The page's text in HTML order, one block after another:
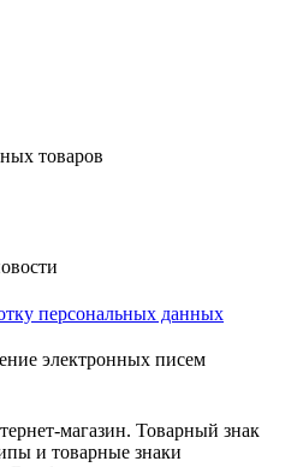
товаров
персональных данных
электронных писем
магазин. Товарный знак
и товарные знаки